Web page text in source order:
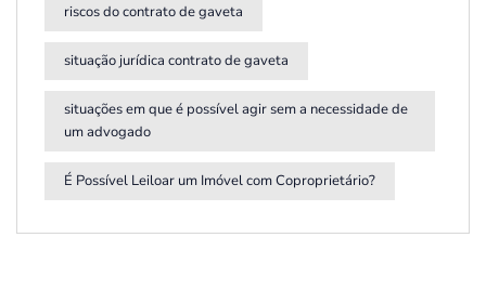
riscos do contrato de gaveta
situação jurídica contrato de gaveta
situações em que é possível agir sem a necessidade de
um advogado
É Possível Leiloar um Imóvel com Coproprietário?